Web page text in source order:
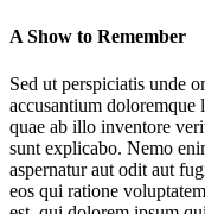
A Show to Remember
Sed ut perspiciatis unde
accusantium doloremque
quae ab illo inventore
sunt explicabo. Nemo
aspernatur aut odit aut
eos qui ratione